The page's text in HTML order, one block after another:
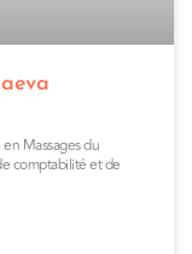
Massages du
comptabilité et de